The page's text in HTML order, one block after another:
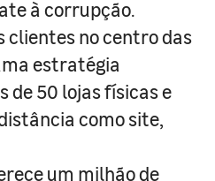
à corrupção.
clientes no centro das
estratégia
de 50 lojas físicas e
como site,
um milhão de